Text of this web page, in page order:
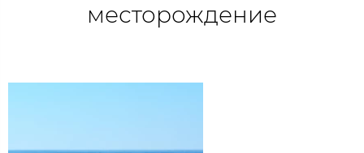
месторождение